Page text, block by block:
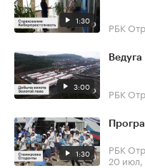
1:30 РБК
3:00
Ведуга
РБК
1:30
РБК
20 июл,